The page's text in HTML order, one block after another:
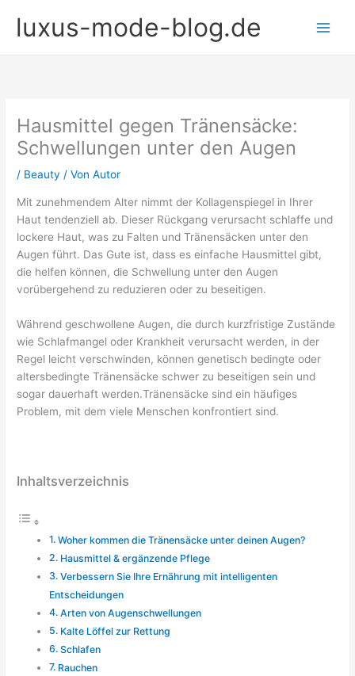
Inhaltluxus-mode-blog.de
Hausmittel gegen Tränensäcke:
Schwellungen unter den Augen
/ Beauty / VonAutor
Mit zunehmendem Alter nimmt der Kollagenspiegel in Ihrer
Haut tendenziell ab. Dieser Rückgang verursacht schlaffe und
lockere Haut, was zu Falten und Tränensäcken unter den
Augen führt. Das Gute ist, dass es einfache Hausmittel gibt,
die helfen können, die Schwellung unter den Augen
vorübergehend zu reduzieren oder zu beseitigen.
Während geschwollene Augen, die durch kurzfristige Zustände
wie Schlafmangel oder Krankheit verursacht werden, in der
Regel leicht verschwinden, können genetisch bedingte oder
altersbedingte Tränensäcke schwer zu beseitigen sein und
sogar dauerhaft werden.Tränensäcke sind ein häufiges
Problem, mit dem viele Menschen konfrontiert sind.
Inhaltsverzeichnis
Woher kommen die Tränensäcke unter deinen Augen?
Hausmittel & ergänzende Pflege
Verbessern Sie Ihre Ernährung mit intelligenten
Entscheidungen
Arten von Augenschwellungen
Kalte Löffel zur Rettung
Schlafen
Rauchen